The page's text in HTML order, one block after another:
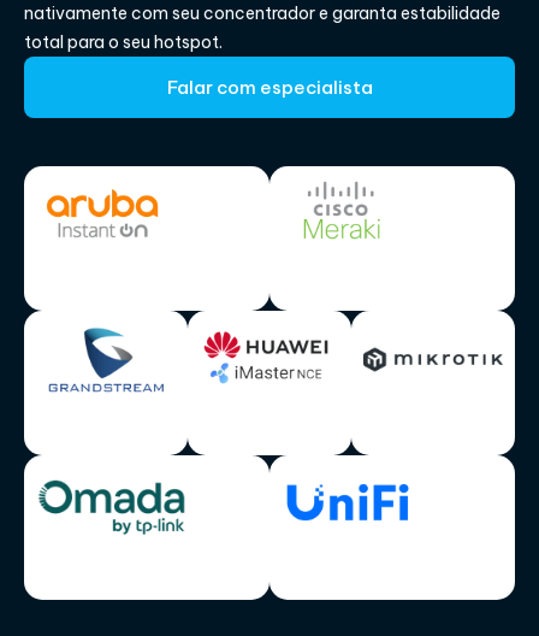
nativamente com seu concentrador e garanta estabilidade
total para o seu hotspot.
Falar com especialista